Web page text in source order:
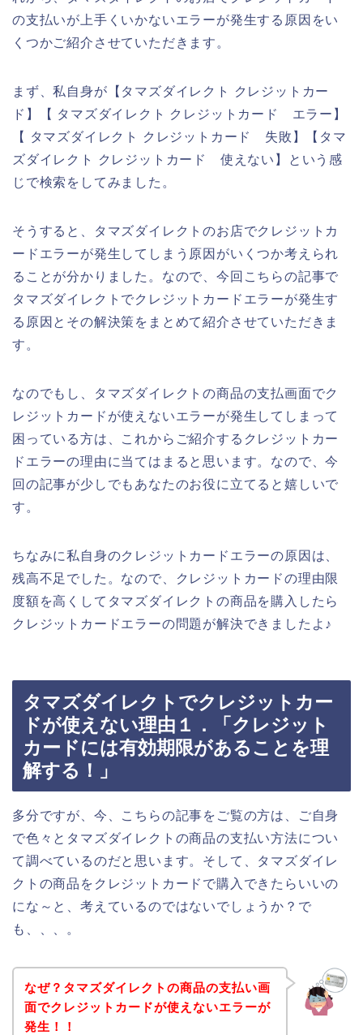
の支払いが上手くいかないエラーが発生する原因をい
くつかご紹介させていただきます。
まず、私自身が【タマズダイレクト クレジットカー
ド】【 タマズダイレクト クレジットカード エラー】
【 タマズダイレクト クレジットカード 失敗】【タマ
ズダイレクト クレジットカード 使えない】という感
じで検索をしてみました。
そうすると、タマズダイレクトのお店でクレジットカ
ードエラーが発生してしまう原因がいくつか考えられ
ることが分かりました。なので、今回こちらの記事で
タマズダイレクトでクレジットカードエラーが発生す
る原因とその解決策をまとめて紹介させていただきま
す。
なのでもし、タマズダイレクトの商品の支払画面でク
レジットカードが使えないエラーが発生してしまって
困っている方は、これからご紹介するクレジットカー
ドエラーの理由に当てはまると思います。なので、今
回の記事が少しでもあなたのお役に立てると嬉しいで
す。
ちなみに私自身のクレジットカードエラーの原因は、
残高不足でした。なので、クレジットカードの理由限
度額を高くしてタマズダイレクトの商品を購入したら
クレジットカードエラーの問題が解決できましたよ♪
タマズダイレクトでクレジットカー
ドが使えない理由１．「クレジット
カードには有効期限があることを理
解する！」
多分ですが、今、こちらの記事をご覧の方は、ご自身
で色々とタマズダイレクトの商品の支払い方法につい
て調べているのだと思います。そして、タマズダイレ
クトの商品をクレジットカードで購入できたらいいの
にな～と、考えているのではないでしょうか？で
も、、、。
なぜ？タマズダイレクトの商品の支払い画
面でクレジットカードが使えないエラーが
発生！！